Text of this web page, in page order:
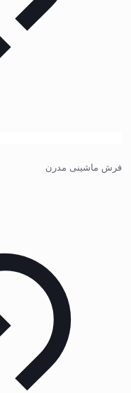
فرش ماشینی مدرن